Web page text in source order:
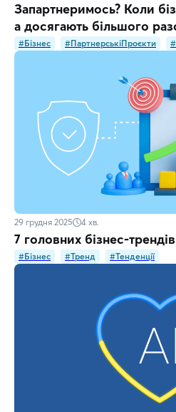
Запартнеримось? Коли
а досягають більшого
#Бізнес #ПартнерськіПроєкти
29 грудня 2025 4 хв.
7 головних бізнес-
#Бізнес #Тренд #Тенденції